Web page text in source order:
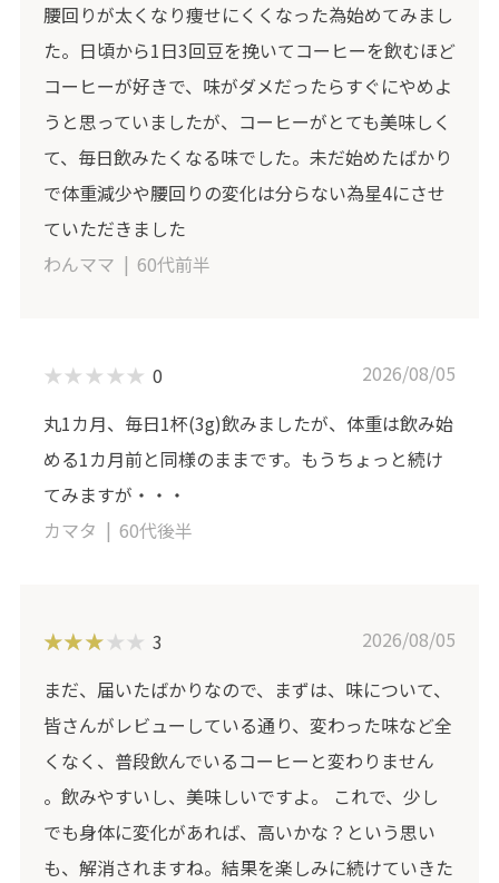
腰回りが太くなり痩せにくくなった為始めてみまし
た。日頃から1日3回豆を挽いてコーヒーを飲むほど
コーヒーが好きで、味がダメだったらすぐにやめよ
うと思っていましたが、コーヒーがとても美味しく
て、毎日飲みたくなる味でした。未だ始めたばかり
で体重減少や腰回りの変化は分らない為星4にさせ
ていただきました
わんママ
60代前半
0
2026/08/05
丸1カ月、毎日1杯(3g)飲みましたが、体重は飲み始
める1カ月前と同様のままです。もうちょっと続け
てみますが・・・
カマタ
60代後半
3
2026/08/05
まだ、届いたばかりなので、まずは、味について、
皆さんがレビューしている通り、変わった味など全
くなく、普段飲んでいるコーヒーと変わりません
。飲みやすいし、美味しいですよ。 これで、少し
でも身体に変化があれば、高いかな？という思い
も、解消されますね。結果を楽しみに続けていきた